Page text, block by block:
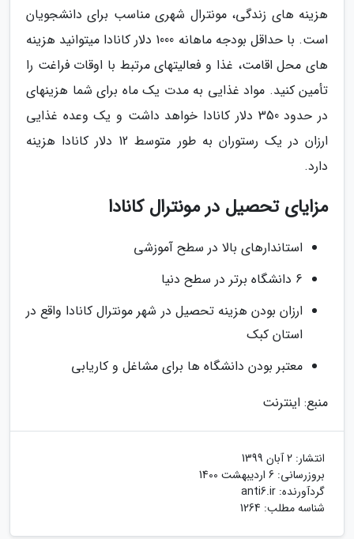
هزینه­ های زندگی، مونترال شهری مناسب برای دانشجویان
است. با حداقل بودجه ماهانه 1000 دلار کانادا می­توانید هزینه
­های محل اقامت، غذا و فعالیت­های مرتبط با اوقات فراغت را
تأمین کنید. مواد غذایی به مدت یک ماه برای شما هزینه­ای
در حدود 350 دلار کانادا خواهد داشت و یک وعده غذایی
ارزان در یک رستوران به طور متوسط 12 دلار کانادا هزینه
دارد.
مزایای تحصیل در مونترال کانادا
استاندارهای بالا در سطح آموزشی
6 دانشگاه برتر در سطح دنیا
ارزان بودن هزینه تحصیل در شهر مونترال کانادا واقع در
استان کبک
معتبر بودن دانشگاه ها برای مشاغل و کاریابی
منبع: اینترنت
انتشار: 2 آبان 1399
بروزرسانی: 6 اردیبهشت 1400
گردآورنده: anti6.ir
شناسه مطلب: 1264